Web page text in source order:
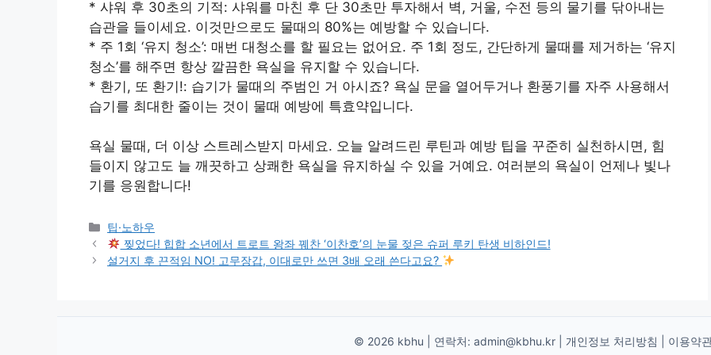
* 샤워 후 30초의 기적: 샤워를 마친 후 단 30초만 투자해서 벽, 거울, 수전 등의 물기를 닦아내는
습관을 들이세요. 이것만으로도 물때의 80%는 예방할 수 있습니다.
* 주 1회 ‘유지 청소’: 매번 대청소를 할 필요는 없어요. 주 1회 정도, 간단하게 물때를 제거하는 ‘유지
청소’를 해주면 항상 깔끔한 욕실을 유지할 수 있습니다.
* 환기, 또 환기!: 습기가 물때의 주범인 거 아시죠? 욕실 문을 열어두거나 환풍기를 자주 사용해서
습기를 최대한 줄이는 것이 물때 예방에 특효약입니다.
욕실 물때, 더 이상 스트레스받지 마세요. 오늘 알려드린 루틴과 예방 팁을 꾸준히 실천하시면, 힘
들이지 않고도 늘 깨끗하고 상쾌한 욕실을 유지하실 수 있을 거예요. 여러분의 욕실이 언제나 빛나
기를 응원합니다!
Categories
팁·노하우
찢었다! 힙합 소년에서 트로트 왕좌 꿰찬 ‘이찬호’의 눈물 젖은 슈퍼 루키 탄생 비하인드!
설거지 후 끈적임 NO! 고무장갑, 이대로만 쓰면 3배 오래 쓴다고요?
© 2026 kbhu | 연락처: admin@kbhu.kr 개인정보 처리방침 이용약